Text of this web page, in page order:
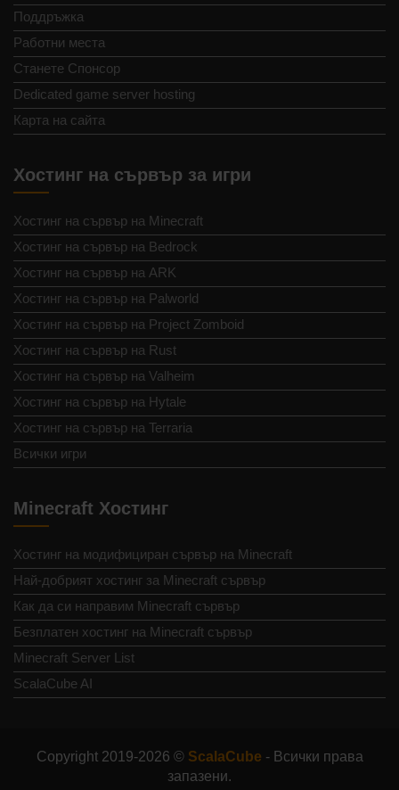
Поддръжка
Работни места
Станете Спонсор
Dedicated game server hosting
Карта на сайта
Хостинг на сървър за игри
Хостинг на сървър на Minecraft
Хостинг на сървър на Bedrock
Хостинг на сървър на ARK
Хостинг на сървър на Palworld
Хостинг на сървър на Project Zomboid
Хостинг на сървър на Rust
Хостинг на сървър на Valheim
Хостинг на сървър на Hytale
Хостинг на сървър на Terraria
Всички игри
Minecraft Хостинг
Хостинг на модифициран сървър на Minecraft
Най-добрият хостинг за Minecraft сървър
Как да си направим Minecraft сървър
Безплатен хостинг на Minecraft сървър
Minecraft Server List
ScalaCube AI
Copyright 2019-2026 © ScalaCube - Всички права
запазени.